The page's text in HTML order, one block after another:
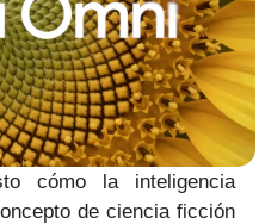
cómo la inteligencia
de ciencia ficción